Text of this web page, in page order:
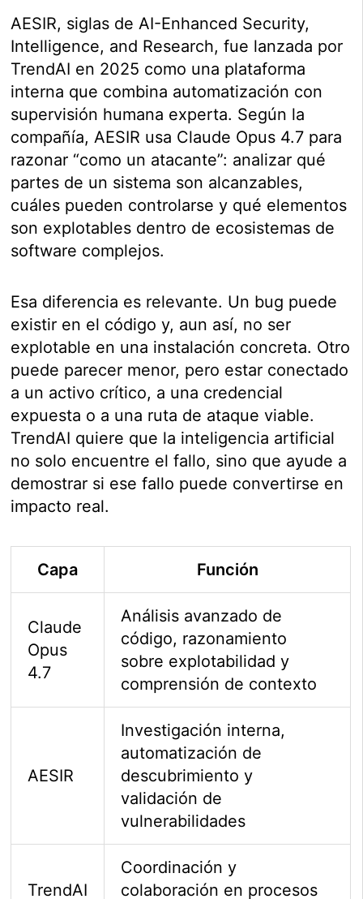
AESIR, siglas de AI-Enhanced Security,
Intelligence, and Research, fue lanzada por
TrendAI en 2025 como una plataforma
interna que combina automatización con
supervisión humana experta. Según la
compañía, AESIR usa Claude Opus 4.7 para
razonar “como un atacante”: analizar qué
partes de un sistema son alcanzables,
cuáles pueden controlarse y qué elementos
son explotables dentro de ecosistemas de
software complejos.
Esa diferencia es relevante. Un bug puede
existir en el código y, aun así, no ser
explotable en una instalación concreta. Otro
puede parecer menor, pero estar conectado
a un activo crítico, a una credencial
expuesta o a una ruta de ataque viable.
TrendAI quiere que la inteligencia artificial
no solo encuentre el fallo, sino que ayude a
demostrar si ese fallo puede convertirse en
impacto real.
Capa Función
Claude
Opus
4.7
Análisis avanzado de
código, razonamiento
sobre explotabilidad y
comprensión de contexto
AESIR
Investigación interna,
automatización de
descubrimiento y
validación de
vulnerabilidades
TrendAI
Coordinación y
colaboración en procesos